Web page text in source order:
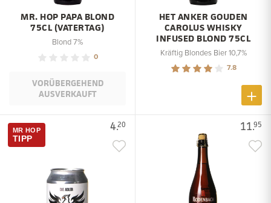
MR. HOP PAPA BLOND
75CL (VATERTAG)
Blond 7%
0
VORÜBERGEHEND
AUSVERKAUFT
HET ANKER GOUDEN
CAROLUS WHISKY
INFUSED BLOND 75CL
Kräftig Blondes Bier 10,7%
7.8
4.20
MR HOP
TIPP
11.95